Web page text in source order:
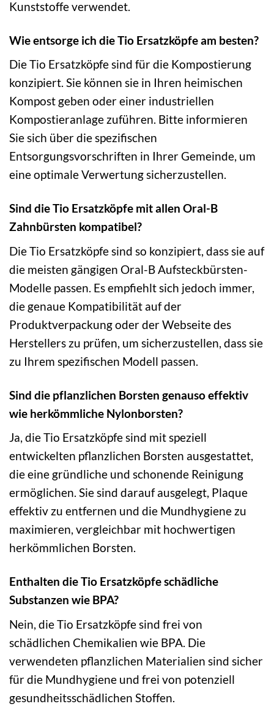
Kunststoffe verwendet.
Wie entsorge ich die Tio Ersatzköpfe am besten?
Die Tio Ersatzköpfe sind für die Kompostierung
konzipiert. Sie können sie in Ihren heimischen
Kompost geben oder einer industriellen
Kompostieranlage zuführen. Bitte informieren
Sie sich über die spezifischen
Entsorgungsvorschriften in Ihrer Gemeinde, um
eine optimale Verwertung sicherzustellen.
Sind die Tio Ersatzköpfe mit allen Oral-B
Zahnbürsten kompatibel?
Die Tio Ersatzköpfe sind so konzipiert, dass sie auf
die meisten gängigen Oral-B Aufsteckbürsten-
Modelle passen. Es empfiehlt sich jedoch immer,
die genaue Kompatibilität auf der
Produktverpackung oder der Webseite des
Herstellers zu prüfen, um sicherzustellen, dass sie
zu Ihrem spezifischen Modell passen.
Sind die pflanzlichen Borsten genauso effektiv
wie herkömmliche Nylonborsten?
Ja, die Tio Ersatzköpfe sind mit speziell
entwickelten pflanzlichen Borsten ausgestattet,
die eine gründliche und schonende Reinigung
ermöglichen. Sie sind darauf ausgelegt, Plaque
effektiv zu entfernen und die Mundhygiene zu
maximieren, vergleichbar mit hochwertigen
herkömmlichen Borsten.
Enthalten die Tio Ersatzköpfe schädliche
Substanzen wie BPA?
Nein, die Tio Ersatzköpfe sind frei von
schädlichen Chemikalien wie BPA. Die
verwendeten pflanzlichen Materialien sind sicher
für die Mundhygiene und frei von potenziell
gesundheitsschädlichen Stoffen.